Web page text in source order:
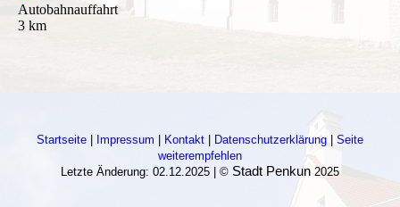
Autobahnauffahrt
3 km
Startseite Impressum Kontakt Datenschutzerklärung
Seite
weiterempfehlen
Letzte Änderung: 02.12.2025 | © Stadt Penkun 2025